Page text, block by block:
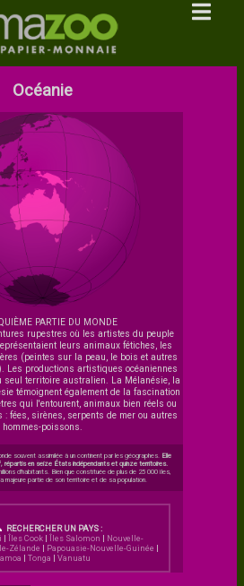
Océanie
PARTIE DU MONDE
rupestres où les artistes du peuple
leurs animaux fétiches, les
(peintes sur la peau, le bois et autres
Les productions artistiques océaniennes
seul territoire australien. La Mélanésie, la
témoignent également de la fascination
qui l'entourent, animaux bien réels ou
fées, sirènes, serpents de mer ou autres
hommes-poissons.
souvent assimilée à un continent par les géographes. Elle
répartis en seize États indépendants et quinze territoires.
d'habitants. Bien que constituée de plus de 25 000 îles,
majeure partie de son territoire et de sa population.
RECHERCHER UN PAYS :
|Îles Cook |Îles Salomon | Nouvelle-
Zélande | Papouasie-Nouvelle-Guinée |
|Tonga |Vanuatu